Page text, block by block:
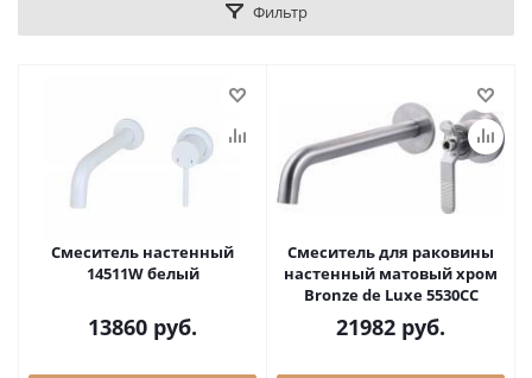
Фильтр
Смеситель настенный
14511W белый
13860 руб.
Смеситель для раковины
настенный матовый хром
Bronze de Luxe 5530CC
21982 руб.